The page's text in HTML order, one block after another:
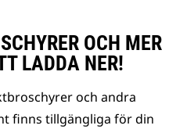
OCH MER
LADDA NER!
och andra
finns tillgängliga för din